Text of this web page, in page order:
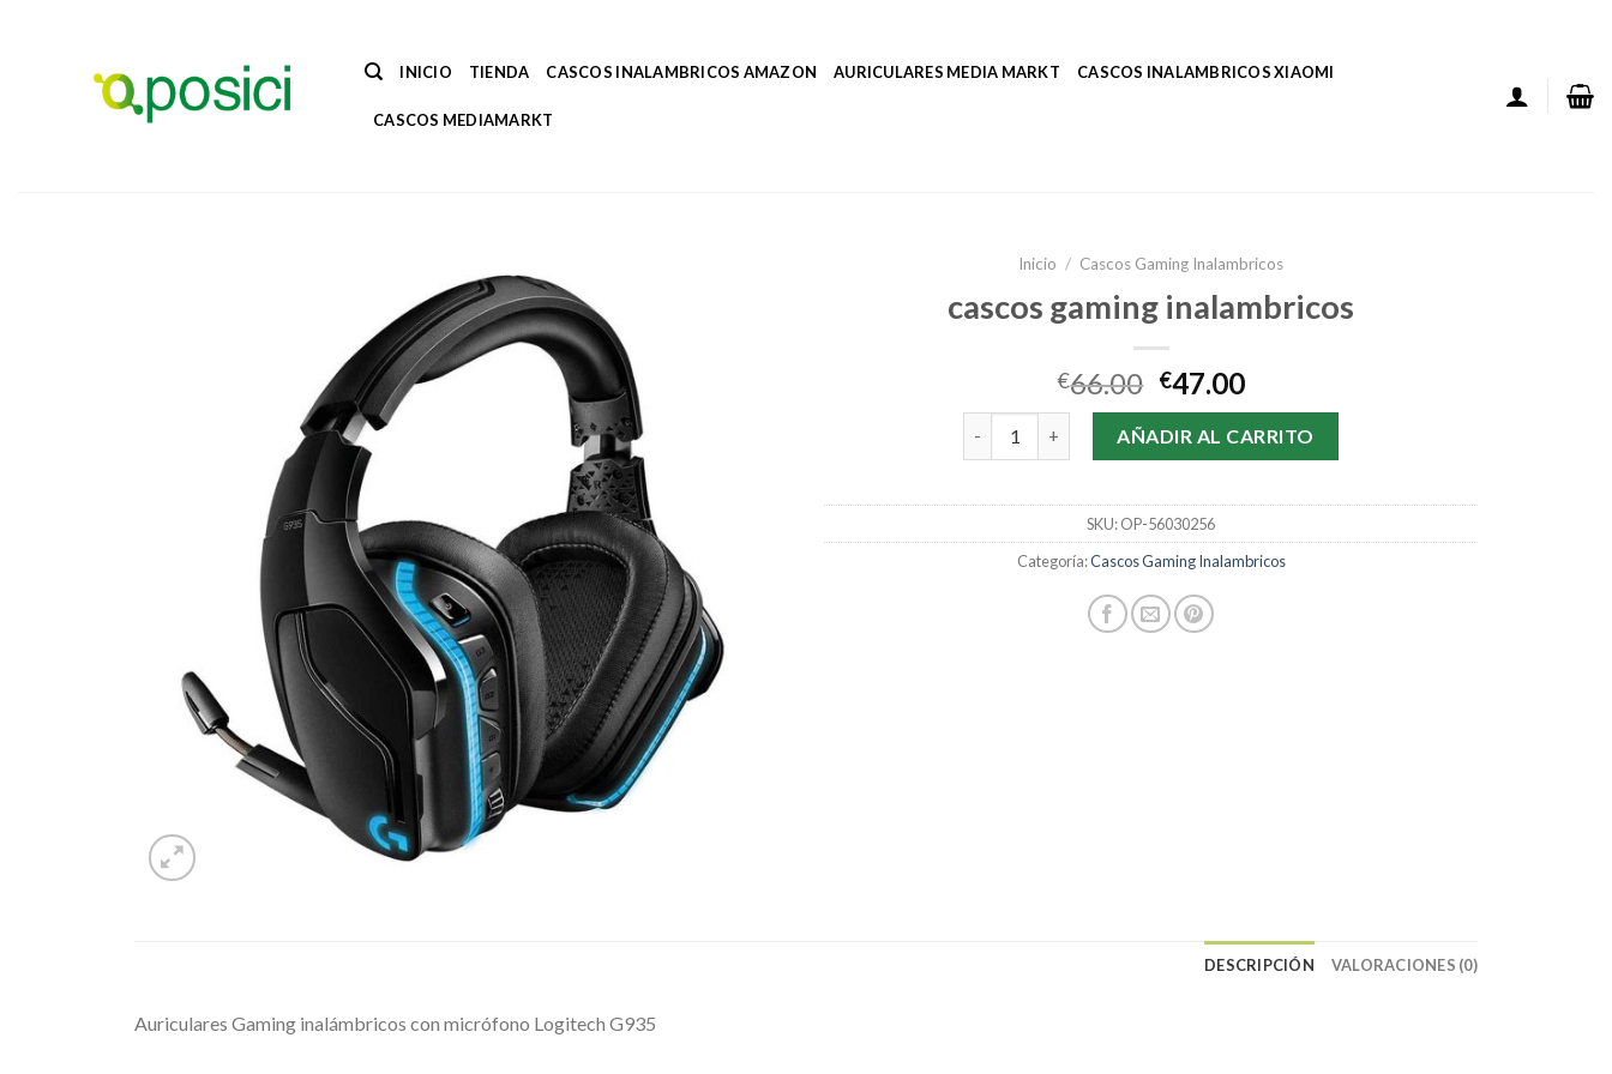
INICIO TIENDA CASCOS INALAMBRICOS AMAZON AURICULARES MEDIA MARKT CASCOS INALAMBRICOS XIAOMI
CASCOS MEDIAMARKT
Inicio / Cascos Gaming Inalambricos
cascos gaming inalambricos
€66.00 €47.00
cascos gaming inalambricos cantidad
AÑADIR AL CARRITO
SKU:OP-56030256
Categoría:Cascos Gaming Inalambricos
DESCRIPCIÓN VALORACIONES (0)
Auriculares Gaming inalámbricos con micrófono Logitech G935